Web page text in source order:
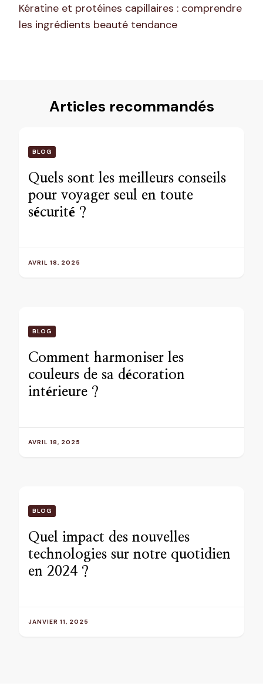
Kératine et protéines capillaires : comprendre
les ingrédients beauté tendance
Articles recommandés
BLOG
Quels sont les meilleurs conseils
pour voyager seul en toute
sécurité ?
AVRIL 18, 2025
BLOG
Comment harmoniser les
couleurs de sa décoration
intérieure ?
AVRIL 18, 2025
BLOG
Quel impact des nouvelles
technologies sur notre quotidien
en 2024 ?
JANVIER 11, 2025